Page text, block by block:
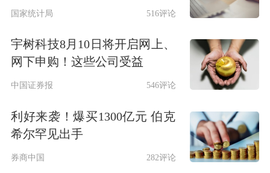
国家统计局 516评论
宇树科技8月10日将开启网上、
网下申购！这些公司受益
中国证券报 546评论
利好来袭！爆买1300亿元 伯克
希尔罕见出手
券商中国 282评论